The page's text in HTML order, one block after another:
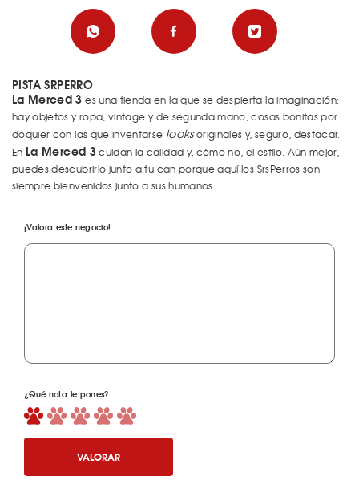
PISTA SRPERRO
La Merced 3 es una tienda en la que se despierta la imaginación:
hay objetos y ropa, vintage y de segunda mano, cosas bonitas por
doquier con las que inventarse looksoriginales y, seguro, destacar.
En La Merced 3cuidan la calidad y, cómo no, el estilo. Aún mejor,
puedes descubrirlo junto a tu can porque aquí los SrsPerros son
siempre bienvenidos junto a sus humanos.
¡Valora este negocio!
¿Qué nota le pones?
VALORAR